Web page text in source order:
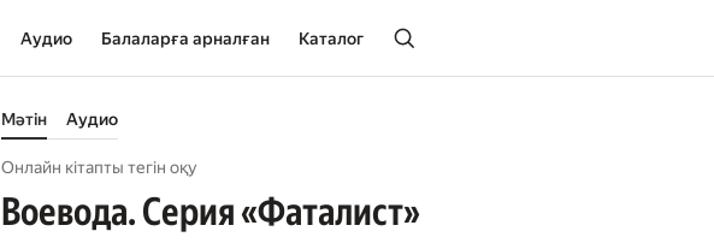
Аудио Балаларға арналған Каталог
Мәтін Аудио
Онлайн кітапты тегін оқу
Воевода. Серия «Фаталист»